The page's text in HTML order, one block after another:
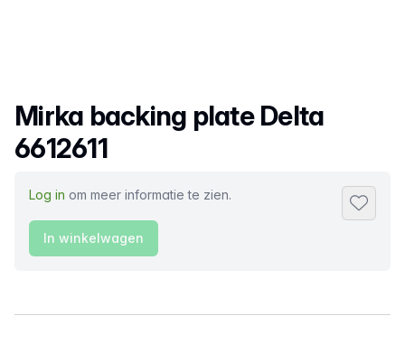
Productnaam
Mirka backing plate Delta
6612611
Log in om meer informatie te zien.
In winkelwagen